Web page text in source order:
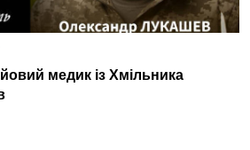
медик із Хмільника